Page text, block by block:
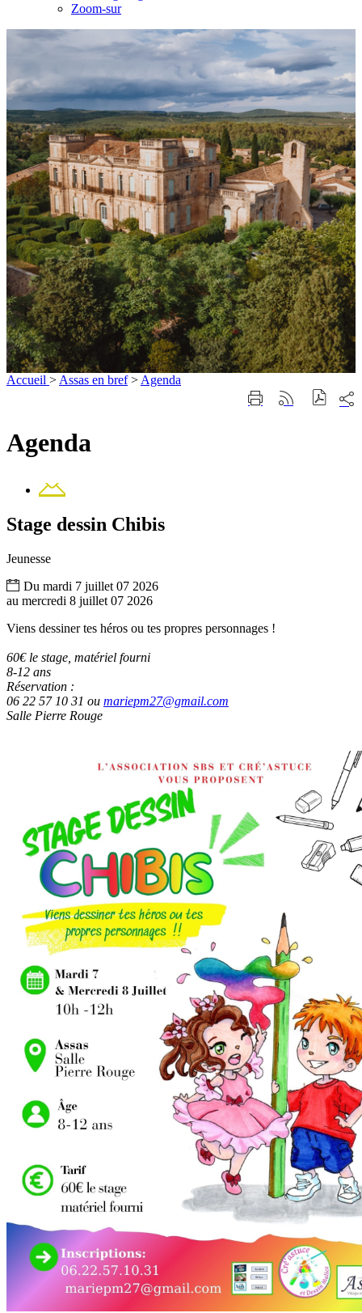
Zoom-sur
Accueil > Assas en bref > Agenda
ImprimerGénérer
sur
Agenda
Contact
Stage dessin Chibis
Jeunesse
Du mardi 7 juillet 07 2026
au mercredi 8 juillet 07 2026
Viens dessiner tes héros ou tes propres personnages !
60€ le stage, matériel fourni
8-12 ans
Réservation :
06 22 57 10 31 ou mariepm27@gmail.com
Salle Pierre Rouge